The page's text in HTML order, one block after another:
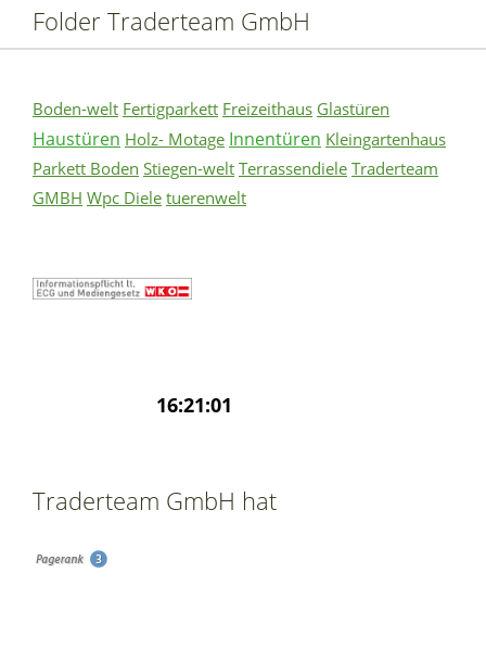
Folder Traderteam GmbH
Boden-welt Fertigparkett Freizeithaus Glastüren
Haustüren Holz- Motage Innentüren Kleingartenhaus
Parkett Boden Stiegen-welt Terrassendiele Traderteam
GMBH Wpc Diele tuerenwelt
Traderteam GmbH hat